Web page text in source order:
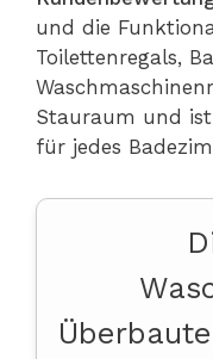
und die
Toilettenregals,
Stauraum und
für jedes